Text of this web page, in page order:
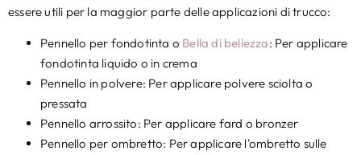
essere utili per la maggior parte delle applicazioni di trucco:
Pennello per fondotinta o Bella di bellezza: Per applicare
fondotinta liquido o in crema
Pennello in polvere: Per applicare polvere sciolta o
pressata
Pennello arrossito: Per applicare fard o bronzer
Pennello per ombretto: Per applicare l'ombretto sulle